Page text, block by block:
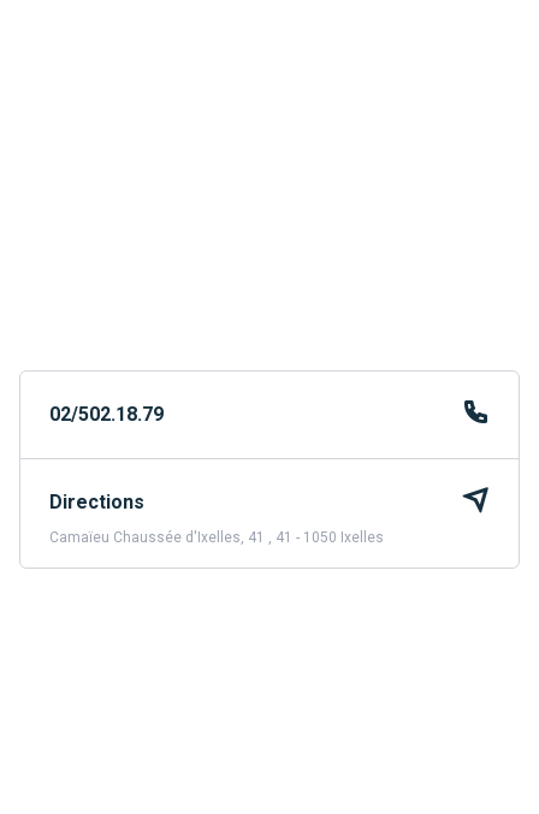
02/502.18.79
Directions
Camaïeu Chaussée d'Ixelles, 41 , 41 - 1050 Ixelles